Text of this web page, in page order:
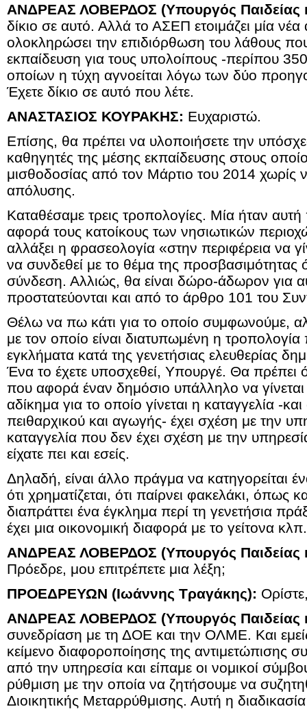
ΑΝΔΡΕΑΣ ΛΟΒΕΡΔΟΣ (Υπουργός Παιδείας
δίκιο σε αυτό. Αλλά το ΑΣΕΠ ετοιμάζει μία
ολοκληρώσει την επιδιόρθωση του λάθους που
εκπαίδευση για τους υπολοίπους -περίπου
οποίων η τύχη αγνοείται λόγω των δύο
Έχετε δίκιο σε αυτό που λέτε.
ΑΝΑΣΤΑΣΙΟΣ ΚΟΥΡΑΚΗΣ: Ευχαριστώ.
Επίσης, θα πρέπει να υλοποιήσετε την
καθηγητές της μέσης εκπαίδευσης στους
μισθοδοσίας από τον Μάρτιο του 2014 χωρίς
απόλυσης.
Καταθέσαμε τρεις τροπολογίες. Μία ήταν
αφορά τους κατοίκους των νησιωτικών
αλλάξει η φρασεολογία «στην περιφέρεια να
να συνδεθεί με το θέμα της
σύνδεση. Αλλιώς, θα είναι δώρο-άδωρον για
προστατεύονται και από το άρθρο 101 του
Θέλω να πω κάτι για το οποίο συμφωνούμε,
με τον οποίο είναι διατυπωμένη η
εγκλήματα κατά της γενετήσιας ελευθερίας
Ένα το έχετε υποσχεθεί, Υπουργέ. Θα πρέπει
που αφορά έναν δημόσιο υπάλληλο να γίνεται
αδίκημα για το οποίο γίνεται η καταγγελία -και
πειθαρχικού και αγωγής- έχει σχέση με την
καταγγελία που δεν έχει σχέση με την
είχατε πει και εσείς.
Δηλαδή, είναι άλλο πράγμα να κατηγορείται
ότι χρηματίζεται, ότι παίρνει φακελάκι, όπως
διαπράττει ένα έγκλημα περί τη γενετήσια
έχει μια οικονομική διαφορά με το γείτονα
ΑΝΔΡΕΑΣ ΛΟΒΕΡΔΟΣ (Υπουργός Παιδείας
Πρόεδρε, μου επιτρέπετε μια λέξη;
ΠΡΟΕΔΡΕΥΩΝ (Ιωάννης Τραγάκης):
ΑΝΔΡΕΑΣ ΛΟΒΕΡΔΟΣ (Υπουργός Παιδείας
συνεδρίαση με τη ΔΟΕ και την ΟΛΜΕ. Και
κείμενο διαφοροποίησης της αντιμετώπισης
από την υπηρεσία και είπαμε οι νομικοί
ρύθμιση με την οποία να ζητήσουμε να
Διοικητικής Μεταρρύθμισης. Αυτή η